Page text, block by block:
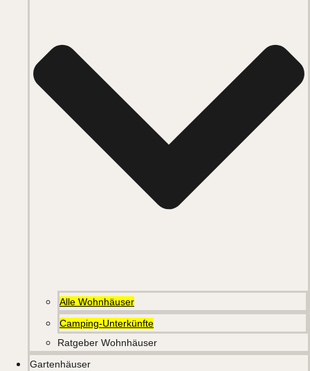
Alle Wohnhäuser
Camping-Unterkünfte
Ratgeber Wohnhäuser
Gartenhäuser